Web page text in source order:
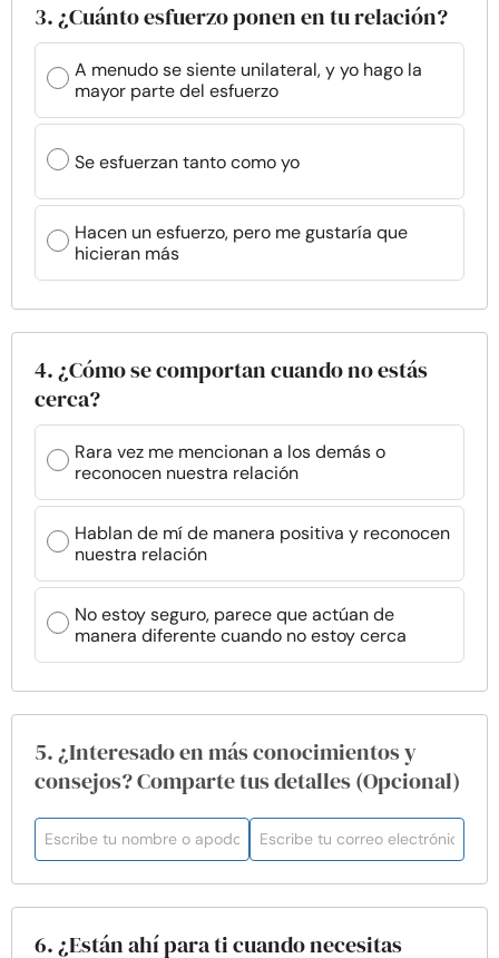
3. ¿Cuánto esfuerzo ponen en tu relación?
A menudo se siente unilateral, y yo hago la
mayor parte del esfuerzo
Se esfuerzan tanto como yo
Hacen un esfuerzo, pero me gustaría que
hicieran más
4. ¿Cómo se comportan cuando no estás
cerca?
Rara vez me mencionan a los demás o
reconocen nuestra relación
Hablan de mí de manera positiva y reconocen
nuestra relación
No estoy seguro, parece que actúan de
manera diferente cuando no estoy cerca
5. ¿Interesado en más conocimientos y
consejos? Comparte tus detalles (Opcional)
6. ¿Están ahí para ti cuando necesitas